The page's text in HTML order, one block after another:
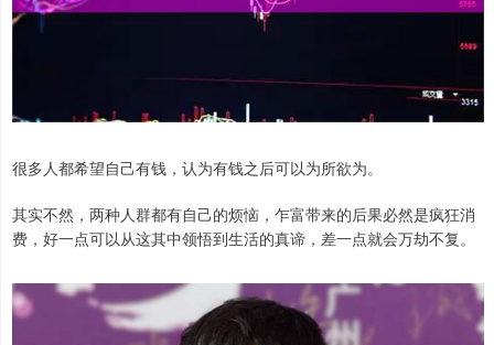
很多人都希望自己有钱，认为有钱之后可以为所欲为。
其实不然，两种人群都有自己的烦恼，乍富带来的后果必然是疯狂消
费，好一点可以从这其中领悟到生活的真谛，差一点就会万劫不复。